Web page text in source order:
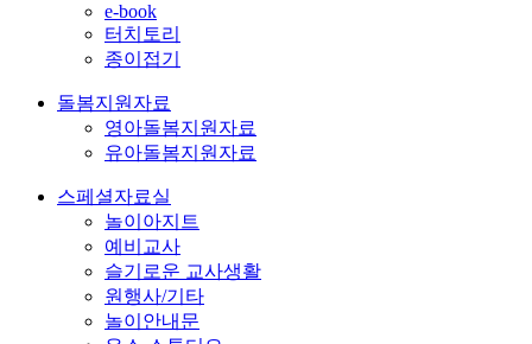
e-book
터치토리
종이접기
돌봄지원자료
영아돌봄지원자료
유아돌봄지원자료
스페셜자료실
놀이아지트
예비교사
슬기로운 교사생활
원행사/기타
놀이안내문